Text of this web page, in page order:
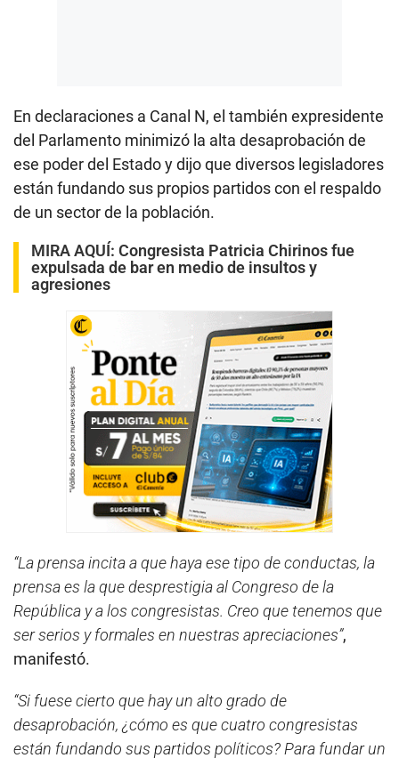
En declaraciones a Canal N, el también expresidente
del Parlamento minimizó la alta desaprobación de
ese poder del Estado y dijo que diversos legisladores
están fundando sus propios partidos con el respaldo
de un sector de la población.
MIRA AQUÍ: Congresista Patricia Chirinos fue
expulsada de bar en medio de insultos y
agresiones
“La prensa incita a que haya ese tipo de conductas, la
prensa es la que desprestigia al Congreso de la
República y a los congresistas. Creo que tenemos que
ser serios y formales en nuestras apreciaciones”,
manifestó.
“Si fuese cierto que hay un alto grado de
desaprobación, ¿cómo es que cuatro congresistas
están fundando sus partidos políticos? Para fundar un